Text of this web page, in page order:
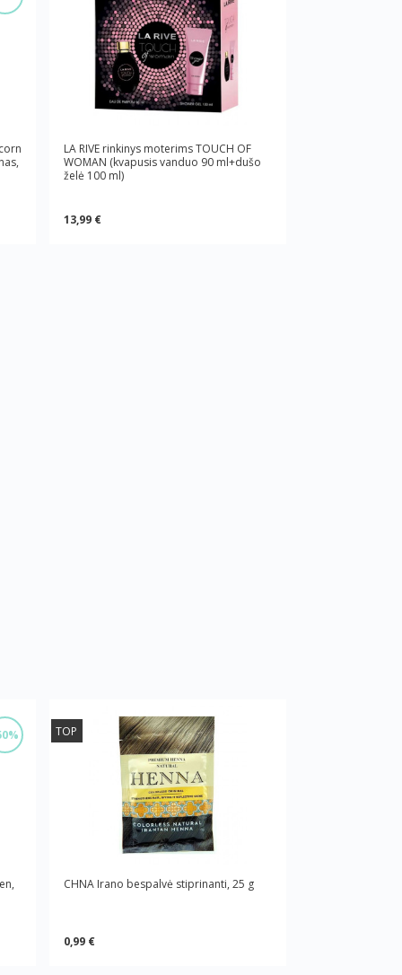
LA RIVE rinkinys moterims TOUCH OF
WOMAN (kvapusis vanduo 90 ml+dušo
želė 100 ml)
13,99 €
TOP
CHNA Irano bespalvė stiprinanti, 25 g
0,99 €